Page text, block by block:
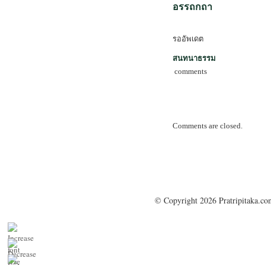
อรรถกถา
รออัพเดต
สนทนาธรรม
comments
Comments are closed.
© Copyright 2026